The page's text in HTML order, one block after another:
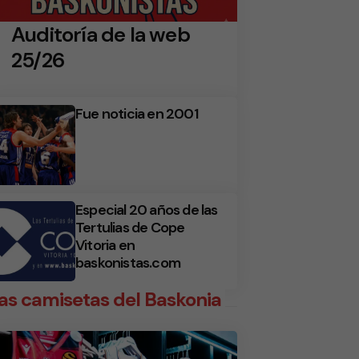
Auditoría de la web
25/26
Fue noticia en 2001
Especial 20 años de las
Tertulias de Cope
Vitoria en
baskonistas.com
camisetas del Baskonia